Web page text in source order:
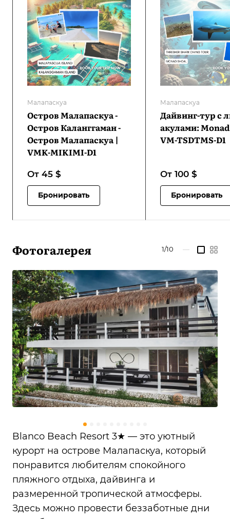
Малапаскуа
Остров Малапаскуа -
Остров Каланггаман -
Остров Малапаскуа |
VMK-MIKIMI-D1
От 45 $
Бронировать
Малапаскуа
Дайвинг-тур с
акулами:
VM-TSDTMS-D1
От 100 $
Бронировать
Фотогалерея 1/10 —
Blanco Beach Resort 3★ — это уютный
курорт на острове Малапаскуа, который
понравится любителям спокойного
пляжного отдыха, дайвинга и
размеренной тропической атмосферы.
Здесь можно провести беззаботные дни